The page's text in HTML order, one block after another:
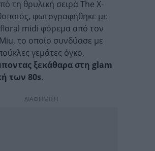
τη θρυλική σειρά The X-
φωτογραφήθηκε με
midi φόρεμα από τον
το οποίο συνδύασε με
γεμάτες όγκο,
ξεκάθαρα στη glam
των 80s.
ΔΙΑΦΗΜΙΣΗ